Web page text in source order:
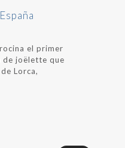
el primer
de joëlette que
Lorca,